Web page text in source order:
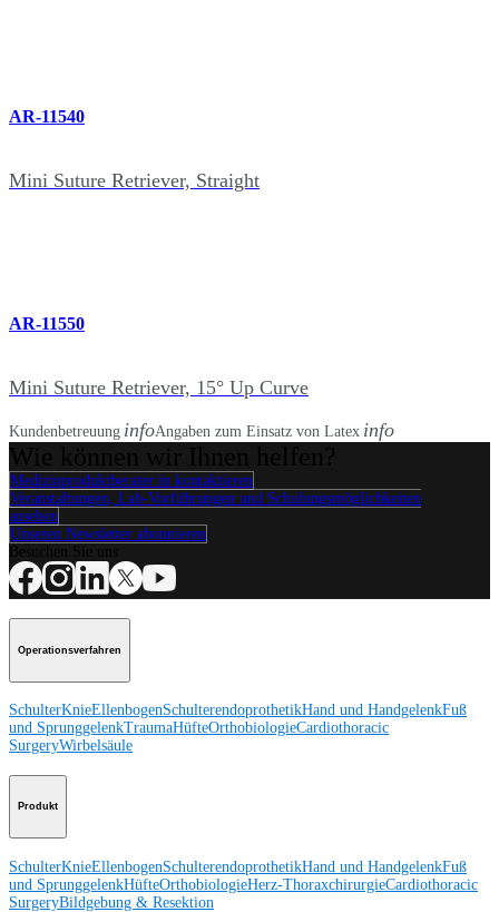
AR-11540
Mini Suture Retriever, Straight
AR-11550
Mini Suture Retriever, 15° Up Curve
Kundenbetreuung infoAngaben zum Einsatz von Latex info
Medizinproduktberater:in kontaktieren
Veranstaltungen, Lab-Vorführungen und Schulungsmöglichkeiten
ansehen
Unseren Newsletter abonnieren
Operationsverfahren
SchulterKnieEllenbogenSchulterendoprothetikHand und HandgelenkFuß
und SprunggelenkTraumaHüfteOrthobiologieCardiothoracic
SurgeryWirbelsäule
Produkt
SchulterKnieEllenbogenSchulterendoprothetikHand und HandgelenkFuß
und SprunggelenkHüfteOrthobiologieHerz-ThoraxchirurgieCardiothoracic
SurgeryBildgebung & Resektion